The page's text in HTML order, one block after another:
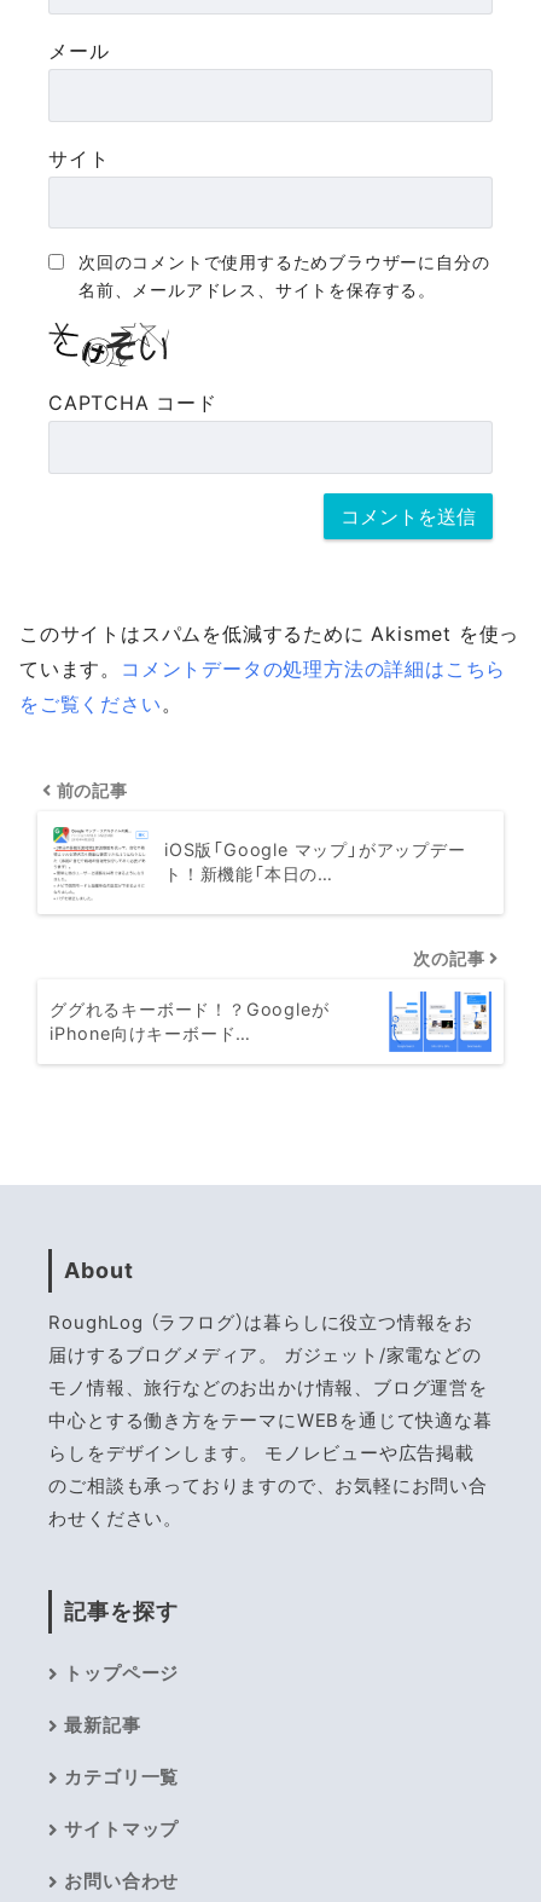
メール
サイト
次回のコメントで使用するためブラウザーに自分の
名前、メールアドレス、サイトを保存する。
CAPTCHA コード
このサイトはスパムを低減するために Akismet を使っ
ています。 コメントデータの処理方法の詳細はこちら
をご覧ください。
前の記事
iOS版「Google マップ」がアップデー
ト！新機能「本日の…
次の記事
ググれるキーボード！？Googleが
iPhone向けキーボード…
About
RoughLog （ラフログ）は暮らしに役立つ情報をお
届けするブログメディア。 ガジェット/家電などの
モノ情報、旅行などのお出かけ情報、ブログ運営を
中心とする働き方をテーマにWEBを通じて快適な暮
らしをデザインします。 モノレビューや広告掲載
のご相談も承っておりますので、お気軽にお問い合
わせください。
記事を探す
トップページ
最新記事
カテゴリ一覧
サイトマップ
お問い合わせ